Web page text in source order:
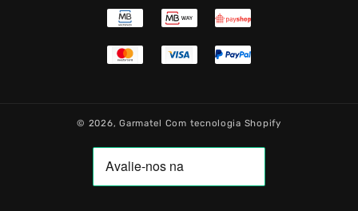
© 2026,Garmatel Com tecnologia Shopify